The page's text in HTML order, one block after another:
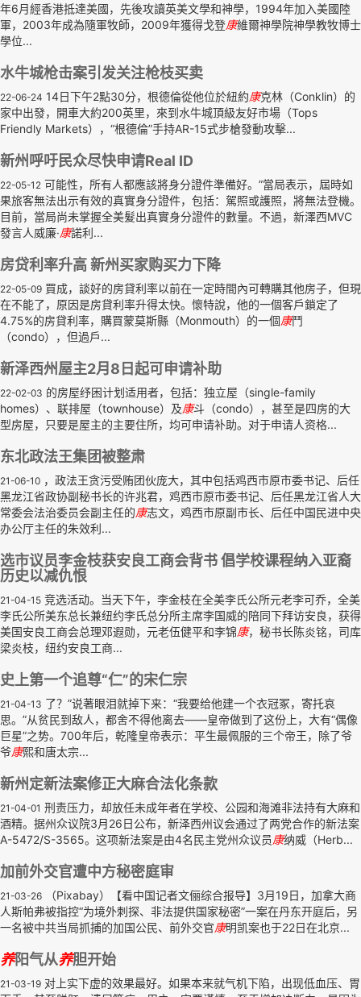
年6月經香港抵達美國，先後攻讀英美文學和神學，1994年加入美國陸
軍，2003年成為隨軍牧師，2009年獲得戈登康維爾神學院神學教牧博士
學位...
水牛城枪击案引发关注枪枝买卖
22-06-24 14日下午2點30分，根德倫從他位於紐約康克林（Conklin）的
家中出發，開車大約200英里，來到水牛城頂級友好市場（Tops
Friendly Markets），“根德倫”手持AR-15式步槍發動攻擊...
新州呼吁民众尽快申请Real ID
22-05-12 可能性，所有人都應該將身分證件準備好。”當局表示，屆時如
果旅客無法出示有效的真實身分證件，包括：駕照或護照，將無法登機。
目前，當局尚未掌握全美髮出真實身分證件的數量。不過，新澤西MVC
發言人威廉·康諾利...
房贷利率升高 新州买家购买力下降
22-05-09 買成，談好的房貸利率以前在一定時間內可轉購其他房子，但現
在不能了，原因是房貸利率升得太快。懷特說，他的一個客戶鎖定了
4.75%的房貸利率，購買蒙莫斯縣（Monmouth）的一個康鬥
（condo），但過戶...
新泽西州屋主2月8日起可申请补助
22-02-03 的房屋纾困计划适用者，包括：独立屋（single-family
homes）、联排屋（townhouse）及康斗（condo），甚至是四房的大
型房屋，只要是屋主的主要住所，均可申请补助。对于申请人资格...
东北政法王集团被整肃
21-06-10 ，政法王贪污受贿团伙庞大，其中包括鸡西市原市委书记、后任
黑龙江省政协副秘书长的许兆君，鸡西市原市委书记、后任黑龙江省人大
常委会法治委员会副主任的康志文，鸡西市原副市长、后任中国民进中央
办公厅主任的朱效利...
选市议员李金枝获安良工商会背书 倡学校课程纳入亚裔
历史以减仇恨
21-04-15 竞选活动。当天下午，李金枝在全美李氏公所元老李可乔，全美
李氏公所美东总长兼纽约李氏总分所主席李国威的陪同下拜访安良，获得
美国安良工商会总理邓遐勋，元老伍健平和李锦康，秘书长陈炎铭，司库
梁炎枝，纽约安良工商...
史上第一个追尊“仁”的宋仁宗
21-04-13 了？”说著眼泪就掉下来：“我要给他建一个衣冠冢，寄托哀
思。”从贫民到敌人，都舍不得他离去——皇帝做到了这份上，大有“偶像
巨星”之势。700年后，乾隆皇帝表示：平生最佩服的三个帝王，除了爷
爷康熙和唐太宗...
新州定新法案修正大麻合法化条款
21-04-01 刑责压力，却放任未成年者在学校、公园和海滩非法持有大麻和
酒精。据州众议院3月26日公布，新泽西州议会通过了两党合作的新法案
A-5472/S-3565。这项新法案是由4名民主党州众议员康纳威（Herb...
加前外交官遭中方秘密庭审
21-03-26 （Pixabay）【看中国记者文俪综合报导】3月19日，加拿大商
人斯帕弗被指控“为境外刺探、非法提供国家秘密”一案在丹东开庭后，另
一名被中共当局抓捕的加国公民、前外交官康明凯案也于22日在北京...
养阳气从养胆开始
21-03-19 对上实下虚的效果最好。如果本来就气机下陷，出现低血压、胃